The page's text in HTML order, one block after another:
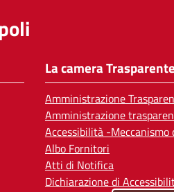
La camera Trasparente
Amministrazione
Amministrazione
Accessibilità -Meccanismo
Albo Fornitori
Atti di Notifica
Dichiarazione di